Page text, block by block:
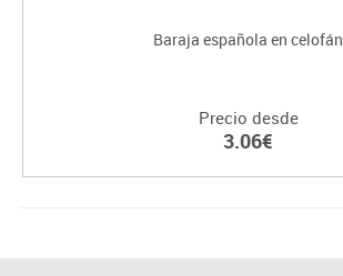
Baraja española en celofán
Precio desde
3.06€